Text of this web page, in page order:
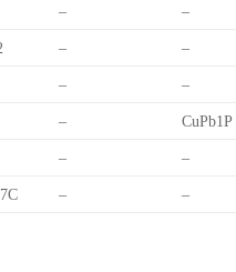
– –
– –
– –
– CuPb1P
– –
– –